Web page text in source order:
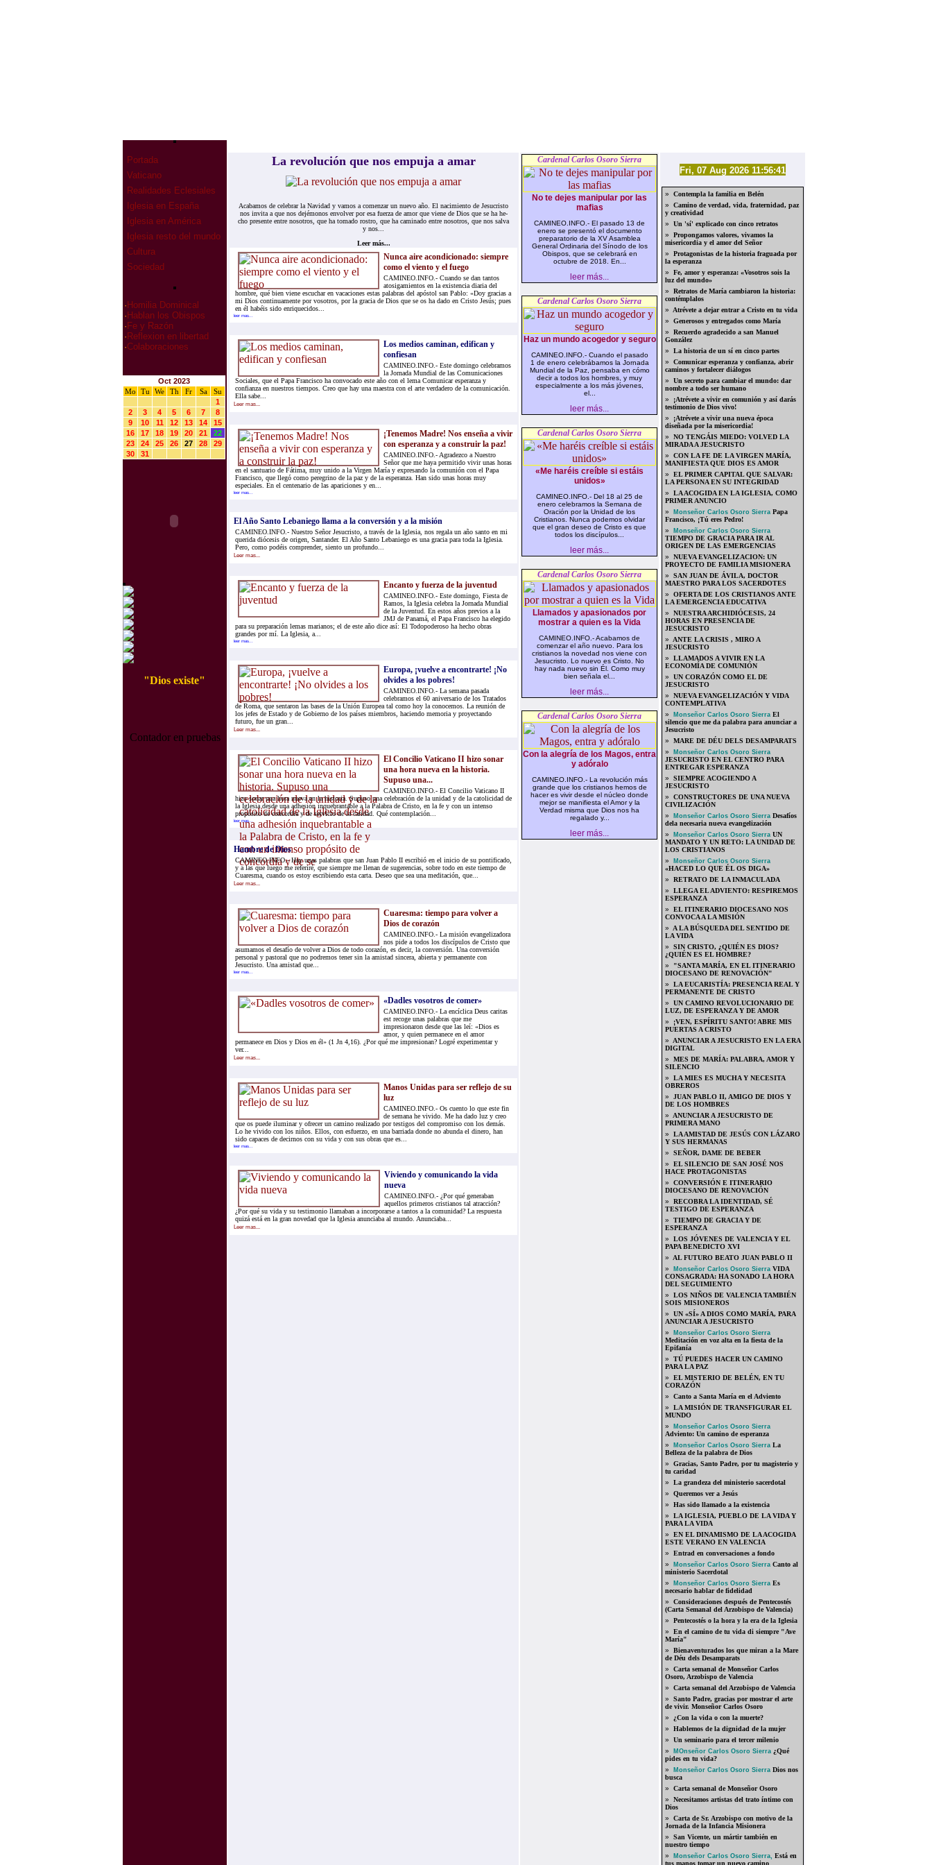
Portada
Vaticano
Realidades Eclesiales
Iglesia en España
Iglesia en América
Iglesia resto del mundo
Cultura
Sociedad
· Homilia Dominical
· Hablan los Obispos
· Fe y Razón
· Reflexion en libertad
·Colaboraciones
Oct 2023
Mo
Tu We Th Fr Sa
Su
1
2
3 4 5 6 7
8
9
10 11 12 13 14
15
16
17 18 19 20 21
22
23
24 25 26 27 28
29
30
31
"Dios existe"
Contador en pruebas
La re­vo­lu­ción que nos em­pu­ja a amar
Aca­ba­mos de ce­le­brar la Na­vi­dad y va­mos a co­men­zar un nue­vo año. El na­ci­mien­to de Je­su­cris­to
nos in­vi­ta a que nos de­jé­mo­nos en­vol­ver por esa fuer­za de amor que vie­ne de Dios que se ha he­
cho pre­sen­te en­tre no­so­tros, que ha to­ma­do ros­tro, que ha ca­mi­na­do en­tre no­so­tros, que nos sal­va
y nos...
Leer más...
Nunca aire acondicionado: siempre
como el viento y el fuego
CAMINEO.INFO.- Cuando se dan tantos
atosigamientos en la existencia diaria del
hombre, qué bien viene escuchar en vacaciones estas palabras del apóstol san Pablo: «Doy gracias a
mi Dios continuamente por vosotros, por la gracia de Dios que se os ha dado en Cristo Jesús; pues
en él habéis sido enriquecidos...
leer mas...
Los medios caminan, edifican y
confiesan
CAMINEO.INFO.- Este domingo celebramos
la Jornada Mundial de las Comunicaciones
Sociales, que el Papa Francisco ha convocado este año con el lema Comunicar esperanza y
confianza en nuestros tiempos. Creo que hay una maestra con el arte verdadero de la comunicación.
Ella sabe...
Leer mas...
¡Tenemos Madre! Nos enseña a vivir
con esperanza y a construir la paz!
CAMINEO.INFO.- Agradezco a Nuestro
Señor que me haya permitido vivir unas horas
en el santuario de Fátima, muy unido a la Virgen María y expresando la comunión con el Papa
Francisco, que llegó como peregrino de la paz y de la esperanza. Han sido unas horas muy
especiales. En el centenario de las apariciones y en...
leer mas...
El Año Santo Lebaniego llama a la conversión y a la misión
CAMINEO.INFO.- Nuestro Señor Jesucristo, a través de la Iglesia, nos regala un año santo en mi
querida diócesis de origen, Santander. El Año Santo Lebaniego es una gracia para toda la Iglesia.
Pero, como podéis comprender, siento un profundo...
Leer mas...
Encanto y fuerza de la juventud
CAMINEO.INFO.- Este domingo, Fiesta de
Ramos, la Iglesia celebra la Jornada Mundial
de la Juventud. En estos años previos a la
JMJ de Panamá, el Papa Francisco ha elegido
para su preparación lemas marianos; el de este año dice así: El Todopoderoso ha hecho obras
grandes por mí. La Iglesia, a...
leer mas...
Europa, ¡vuelve a encontrarte! ¡No
olvides a los pobres!
CAMINEO.INFO.- La semana pasada
celebramos el 60 aniversario de los Tratados
de Roma, que sentaron las bases de la Unión Europea tal como hoy la conocemos. La reunión de
los jefes de Estado y de Gobierno de los países miembros, haciendo memoria y proyectando
futuro, fue un gran...
Leer mas...
El Concilio Vaticano II hizo sonar
una hora nueva en la historia.
Supuso una...
CAMINEO.INFO.- El Concilio Vaticano II
hizo sonar una hora nueva en la historia. Supuso una celebración de la unidad y de la catolicidad de
la Iglesia desde una adhesión inquebrantable a la Palabra de Cristo, en la fe y con un intenso
propósito de concordia y de servicio de la caridad. Qué contemplación...
leer mas...
Hambre de Dios
CAMINEO.INFO.- Hay unas palabras que san Juan Pablo II escribió en el inicio de su pontificado,
y a las que luego me referiré, que siempre me llenan de sugerencias, sobre todo en este tiempo de
Cuaresma, cuando os estoy escribiendo esta carta. Deseo que sea una meditación, que...
Leer mas...
Cuaresma: tiempo para volver a
Dios de corazón
CAMINEO.INFO.- La misión evangelizadora
nos pide a todos los discípulos de Cristo que
asumamos el desafío de volver a Dios de todo corazón, es decir, la conversión. Una conversión
personal y pastoral que no podremos tener sin la amistad sincera, abierta y permanente con
Jesucristo. Una amistad que...
leer mas...
«Dadles vosotros de comer»
CAMINEO.INFO.- La encíclica Deus caritas
est recoge unas palabras que me
impresionaron desde que las leí: «Dios es
amor, y quien permanece en el amor
permanece en Dios y Dios en él» (1 Jn 4,16). ¿Por qué me impresionan? Logré experimentar y
ver...
Leer mas...
Manos Unidas para ser reflejo de su
luz
CAMINEO.INFO.- Os cuento lo que este fin
de semana he vivido. Me ha dado luz y creo
que os puede iluminar y ofrecer un camino realizado por testigos del compromiso con los demás.
Lo he vivido con los niños. Ellos, con esfuerzo, en una barriada donde no abunda el dinero, han
sido capaces de decirnos con su vida y con sus obras que es...
leer mas...
Viviendo y comunicando la vida
nueva
CAMINEO.INFO.- ¿Por qué generaban
aquellos primeros cristianos tal atracción?
¿Por qué su vida y su testimonio llamaban a incorporarse a tantos a la comunidad? La respuesta
quizá está en la gran novedad que la Iglesia anunciaba al mundo. Anunciaba...
Leer mas...
Cardenal Carlos Osoro Sierra
No te dejes manipular por las
mafias
CAMINEO.INFO.- El pasado 13 de
enero se presentó el documento
preparatorio de la XV Asamblea
General Ordinaria del Sínodo de los
Obispos, que se celebrará en
octubre de 2018. En...
leer más...
Cardenal Carlos Osoro Sierra
Haz un mundo acogedor y seguro
CAMINEO.INFO.- Cuando el pasado
1 de enero celebrábamos la Jornada
Mundial de la Paz, pensaba en cómo
decir a todos los hombres, y muy
especialmente a los más jóvenes,
el...
leer más...
Cardenal Carlos Osoro Sierra
«Me haréis creíble si estáis
unidos»
CAMINEO.INFO.- Del 18 al 25 de
enero celebramos la Semana de
Oración por la Unidad de los
Cristianos. Nunca podemos olvidar
que el gran deseo de Cristo es que
todos los discípulos...
leer más...
Cardenal Carlos Osoro Sierra
Llamados y apasionados por
mostrar a quien es la Vida
CAMINEO.INFO.- Acabamos de
comenzar el año nuevo. Para los
cristianos la novedad nos viene con
Jesucristo. Lo nuevo es Cristo. No
hay nada nuevo sin Él. Como muy
bien señala el...
leer más...
Cardenal Carlos Osoro Sierra
Con la alegría de los Magos, entra
y adóralo
CAMINEO.INFO.- La revolución más
grande que los cristianos hemos de
hacer es vivir desde el núcleo donde
mejor se manifiesta el Amor y la
Verdad misma que Dios nos ha
regalado y...
leer más...
Fri, 07 Aug 2026 11:56:41
»
Contempla la familia en Belén
»
Camino de verdad, vida, fraternidad, paz
y creatividad
»
Un 'sí' explicado con cinco retratos
»
Propongamos valores, vivamos la
misericordia y el amor del Señor
»
Protagonistas de la historia fraguada por
la esperanza
»
Fe, amor y esperanza: «Vosotros sois la
luz del mundo»
»
Retratos de María cambiaron la historia:
contémplalos
»
Atrévete a dejar entrar a Cristo en tu vida
»
Generosos y entregados como María
»
Recuerdo agradecido a san Manuel
González
»
La historia de un sí en cinco partes
»
Comunicar esperanza y confianza, abrir
caminos y fortalecer diálogos
»
Un secreto para cambiar el mundo: dar
nombre a todo ser humano
»
¡Atrévete a vivir en comunión y así darás
testimonio de Dios vivo!
»
¡Atrévete a vivir una nueva época
diseñada por la misericordia!
»
NO TENGÁIS MIEDO: VOLVED LA
MIRADA A JESUCRISTO
»
CON LA FE DE LA VIRGEN MARÍA,
MANIFIESTA QUE DIOS ES AMOR
»
EL PRIMER CAPITAL QUE SALVAR:
LA PERSONA EN SU INTEGRIDAD
»
LA ACOGIDA EN LA IGLESIA, COMO
PRIMER ANUNCIO
»
Monseñor Carlos Osoro Sierra Papa
Francisco, ¡Tú eres Pedro!
»
Monseñor Carlos Osoro Sierra
TIEMPO DE GRACIA PARA IR AL
ORIGEN DE LAS EMERGENCIAS
»
NUEVA EVANGELIZACION: UN
PROYECTO DE FAMILIA MISIONERA
»
SAN JUAN DE ÁVILA, DOCTOR
MAESTRO PARA LOS SACERDOTES
»
OFERTA DE LOS CRISTIANOS ANTE
LA EMERGENCIA EDUCATIVA
»
NUESTRA ARCHIDIÓCESIS, 24
HORAS EN PRESENCIA DE
JESUCRISTO
»
ANTE LA CRISIS , MIRO A
JESUCRISTO
»
LLAMADOS A VIVIR EN LA
ECONOMÍA DE COMUNIÓN
»
UN CORAZÓN COMO EL DE
JESUCRISTO
»
NUEVA EVANGELIZACIÓN Y VIDA
CONTEMPLATIVA
»
Monseñor Carlos Osoro Sierra El
silencio que me da palabra para anunciar a
Jesucristo
»
MARE DE DÉU DELS DESAMPARATS
»
Monseñor Carlos Osoro Sierra
JESUCRISTO EN EL CENTRO PARA
ENTREGAR ESPERANZA
»
SIEMPRE ACOGIENDO A
JESUCRISTO
»
CONSTRUCTORES DE UNA NUEVA
CIVILIZACIÓN
»
Monseñor Carlos Osoro Sierra Desafíos
dela necesaria nueva evangelización
»
Monseñor Carlos Osoro Sierra UN
MANDATO Y UN RETO: LA UNIDAD DE
LOS CRISTIANOS
»
Monseñor Carlos Osoro Sierra
«HACED LO QUE ÉL OS DIGA»
»
RETRATO DE LA INMACULADA
»
LLEGA EL ADVIENTO: RESPIREMOS
ESPERANZA
»
EL ITINERARIO DIOCESANO NOS
CONVOCA A LA MISIÓN
»
A LA BÚSQUEDA DEL SENTIDO DE
LA VIDA
»
SIN CRISTO, ¿QUIÉN ES DIOS?
¿QUIÉN ES EL HOMBRE?
»
"SANTA MARÍA, EN EL ITINERARIO
DIOCESANO DE RENOVACIÓN"
»
LA EUCARISTÍA: PRESENCIA REAL Y
PERMANENTE DE CRISTO
»
UN CAMINO REVOLUCIONARIO DE
LUZ, DE ESPERANZA Y DE AMOR
»
¡VEN, ESPÍRITU SANTO! ABRE MIS
PUERTAS A CRISTO
»
ANUNCIAR A JESUCRISTO EN LA ERA
DIGITAL
»
MES DE MARÍA: PALABRA, AMOR Y
SILENCIO
»
LA MIES ES MUCHA Y NECESITA
OBREROS
»
JUAN PABLO II, AMIGO DE DIOS Y
DE LOS HOMBRES
»
ANUNCIAR A JESUCRISTO DE
PRIMERA MANO
»
LA AMISTAD DE JESÚS CON LÁZARO
Y SUS HERMANAS
»
SEÑOR, DAME DE BEBER
»
EL SILENCIO DE SAN JOSÉ NOS
HACE PROTAGONISTAS
»
CONVERSIÓN E ITINERARIO
DIOCESANO DE RENOVACIÓN
»
RECOBRA LA IDENTIDAD, SÉ
TESTIGO DE ESPERANZA
»
TIEMPO DE GRACIA Y DE
ESPERANZA
»
LOS JÓVENES DE VALENCIA Y EL
PAPA BENEDICTO XVI
»
AL FUTURO BEATO JUAN PABLO II
»
Monseñor Carlos Osoro Sierra VIDA
CONSAGRADA: HA SONADO LA HORA
DEL SEGUIMIENTO
»
LOS NIÑOS DE VALENCIA TAMBIÉN
SOIS MISIONEROS
»
UN «SÍ» A DIOS COMO MARÍA, PARA
ANUNCIAR A JESUCRISTO
»
Monseñor Carlos Osoro Sierra
Meditación en voz alta en la fiesta de la
Epifanía
»
TÚ PUEDES HACER UN CAMINO
PARA LA PAZ
»
EL MISTERIO DE BELÉN, EN TU
CORAZÓN
»
Canto a Santa María en el Adviento
»
LA MISIÓN DE TRANSFIGURAR EL
MUNDO
»
Monseñor Carlos Osoro Sierra
Adviento: Un camino de esperanza
»
Monseñor Carlos Osoro Sierra La
Belleza de la palabra de Dios
»
Gracias, Santo Padre, por tu magisterio y
tu caridad
»
La grandeza del ministerio sacerdotal
»
Queremos ver a Jesús
»
Has sido llamado a la existencia
»
LA IGLESIA, PUEBLO DE LA VIDA Y
PARA LA VIDA
»
EN EL DINAMISMO DE LA ACOGIDA
ESTE VERANO EN VALENCIA
»
Entrad en conversaciones a fondo
»
Monseñor Carlos Osoro Sierra Canto al
ministerio Sacerdotal
»
Monseñor Carlos Osoro Sierra Es
necesario hablar de fidelidad
»
Consideraciones después de Pentecostés
(Carta Semanal del Arzobispo de Valencia)
»
Pentecostés o la hora y la era de la Iglesia
»
En el camino de tu vida di siempre "Ave
María"
»
Bienaventurados los que miran a la Mare
de Déu dels Desamparats
»
Carta semanal de Monseñor Carlos
Osoro, Arzobispo de Valencia
»
Carta semanal del Arzobispo de Valencia
»
Santo Padre, gracias por mostrar el arte
de vivir. Monseñor Carlos Osoro
»
¿Con la vida o con la muerte?
»
Hablemos de la dignidad de la mujer
»
Un seminario para el tercer milenio
»
MOnseñor Carlos Osoro Sierra ¿Qué
pides en tu vida?
»
Monseñor Carlos Osoro Sierra Dios nos
busca
»
Carta semanal de Monseñor Osoro
»
Necesitamos artistas del trato íntimo con
Dios
»
Carta de Sr. Arzobispo con motivo de la
Jornada de la Infancia Misionera
»
San Vicente, un mártir también en
nuestro tiempo
»
Monseñor Carlos Osoro Sierra, Está en
tus manos tomar un nuevo camino